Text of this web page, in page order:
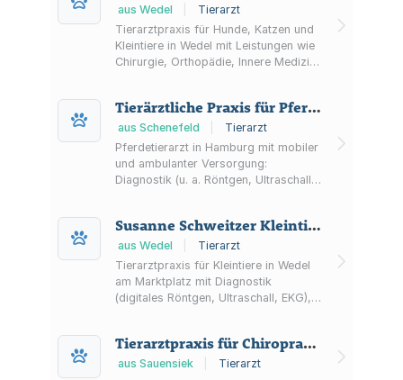
aus Wedel
Tierarzt
Tierarztpraxis für Hunde, Katzen und
Kleintiere in Wedel mit Leistungen wie
Chirurgie, Orthopädie, Innere Medizin,
Tierärztliche Praxis für Pferde
aus Schenefeld
Tierarzt
Pferdetierarzt in Hamburg mit mobiler
und ambulanter Versorgung:
Diagnostik (u. a. Röntgen, Ultraschall,
Physiotherapie und Notdienst.
Susanne Schweitzer Kleintierpraxis
aus Wedel
Tierarzt
Tierarztpraxis für Kleintiere in Wedel
am Marktplatz mit Diagnostik
(digitales Röntgen, Ultraschall, EKG),
Absprache sowie Futterberatung und
Futterlieferung in bestimmten Fällen.
Tierarztpraxis für Chiropraktik
aus Sauensiek Tierarzt